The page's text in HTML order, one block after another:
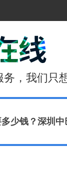
，我们只
少钱？深圳